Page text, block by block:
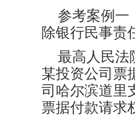
参考案例一
除银行民事责
最高人民法
某投资公司票
司哈尔滨道里
票据付款请求